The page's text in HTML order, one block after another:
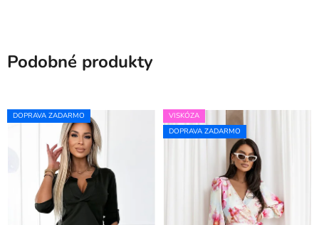
Podobné produkty
DOPRAVA ZADARMO
VISKÓZA
DOPRAVA ZADARMO